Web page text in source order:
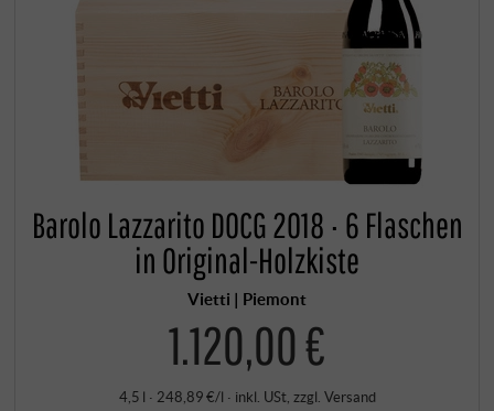
Barolo Lazzarito DOCG 2018 · 6 Flaschen
in Original-Holzkiste
Vietti | Piemont
1.120,00 €
4,5 l · 248,89 €/l · inkl. USt, zzgl. Versand